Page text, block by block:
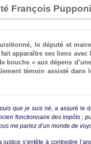
François
le député et
apparaître ses liens
bouche » aux dépens
témoin assisté dans
que je suis né, a assuré le
fonctionnaire des impôts ;
me parlez d’un monde de
justice s’entête à contredire